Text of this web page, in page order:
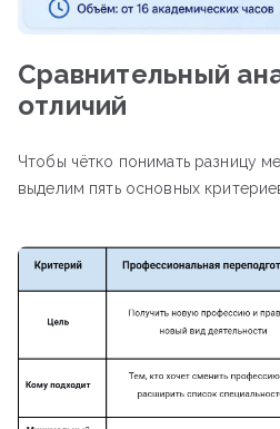
Сравнительный
отличий
Чтобы чётко понимать разницу
выделим пять основных